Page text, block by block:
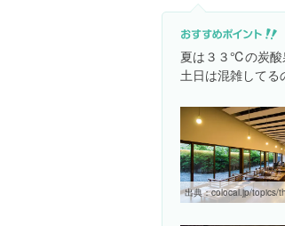
夏は３３℃の炭酸
土日は混雑してる
出典：colocal.jp/topics/think-japan/local-design/